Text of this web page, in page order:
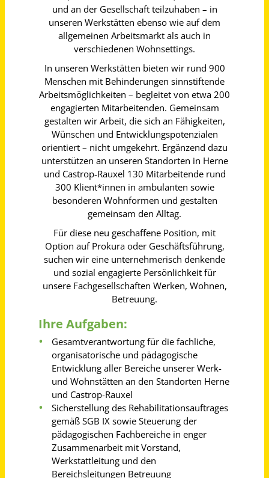
Heilerziehungspfleger / Erzieher (m/w/d)
Stiftung Eben-Ezer
vor einem Tag
Verein für Körper- und Mehrfachbehinderte e.V.
Aachen
vor einem Monat
Fachkraft Wohnen (m/w/d)
St.-Vitus-Werk GmbH für heilp. Hilfe
Meppen
SOS-Kinderdorf e. V.
Rehlingen
vor 12 Tagen
brotZeit e.V.
Mannheim
vor 3 Tagen
Pädagogische Fachkraft (m/w/d)
Verein für Körper- und Mehrfachbehinderte e.V.
Aachen
vor einem Monat